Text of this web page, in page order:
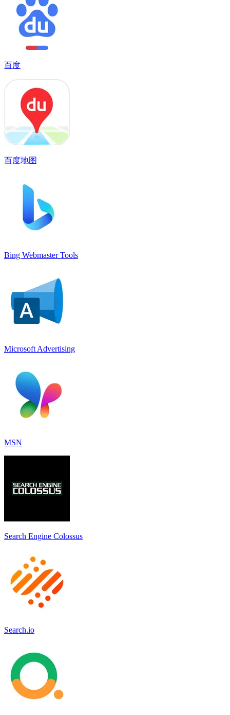
百度
百度地图
Bing Webmaster Tools
Microsoft Advertising
MSN
Search Engine Colossus
Search.io